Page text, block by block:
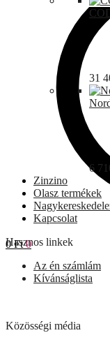
0Ft 0
31
6
Zinzino
Olasz termékek
Kapcsolat
Hasznos linkek
Az én számlám
Kívánságlista
Közösségi média